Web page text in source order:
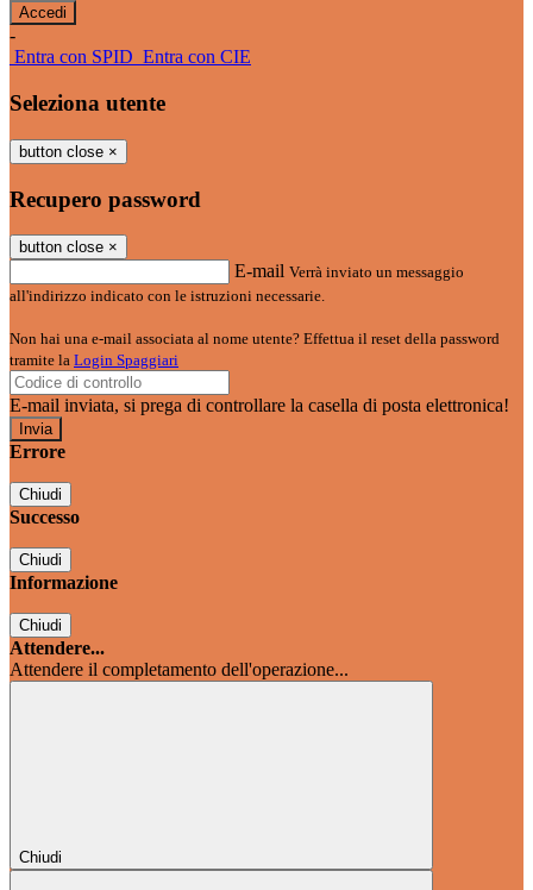
-
Entra con SPID Entra con CIE
Seleziona utente
button close ×
Recupero password
button close ×
E-mail Verrà inviato un messaggio
all'indirizzo indicato con le istruzioni necessarie.
Non hai una e-mail associata al nome utente? Effettua il reset della password
tramite la Login Spaggiari
E-mail inviata, si prega di controllare la casella di posta elettronica!
Errore
Chiudi
Successo
Chiudi
Informazione
Chiudi
Attendere...
Attendere il completamento dell'operazione...
Chiudi